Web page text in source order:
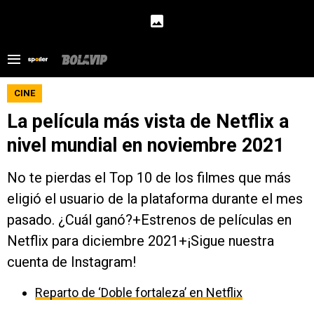
CINE
La película más vista de Netflix a
nivel mundial en noviembre 2021
No te pierdas el Top 10 de los filmes que más
eligió el usuario de la plataforma durante el mes
pasado. ¿Cuál ganó?+Estrenos de películas en
Netflix para diciembre 2021+¡Sigue nuestra
cuenta de Instagram!
Reparto de ‘Doble fortaleza’ en Netflix